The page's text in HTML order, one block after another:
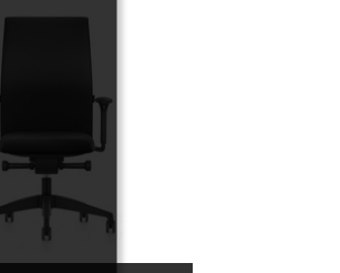
dynamisch zitten.